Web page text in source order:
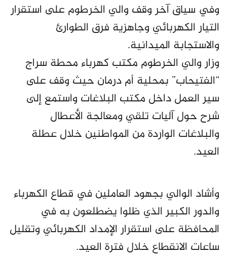
وفي سياق آخر وقف والي الخرطوم على استقرار
التيار الكهربائي وجاهزية فرق الطوارئ
والاستجابة الميدانية.
وزار والي الخرطوم مكتب كهرباء محطة سراج
“الفتيحاب” بمحلية أم درمان حيث وقف على
سير العمل داخل مكتب البلاغات واستمع إلى
شرح حول آليات تلقي ومعالجة الأعطال
والبلاغات الواردة من المواطنين خلال عطلة
العيد.
وأشاد الوالي بجهود العاملين في قطاع الكهرباء
والدور الكبير الذي ظلوا يضطلعون به في
المحافظة على استقرار الإمداد الكهربائي وتقليل
ساعات الانقطاع خلال فترة العيد.